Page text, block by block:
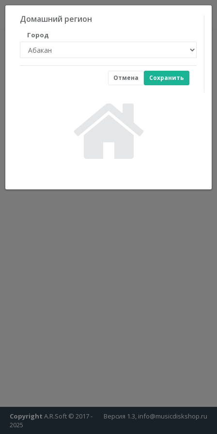
Домашний регион
Город
Сохранить
Отмена
Версия 1.3, info@musicdiskshop.ru
Copyright A.R.Soft © 2017 -
2025